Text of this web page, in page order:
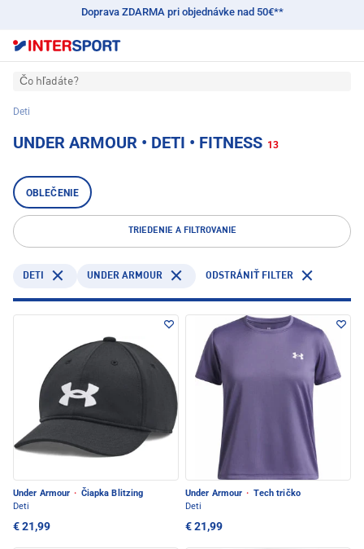
Doprava ZDARMA pri objednávke nad 50€**
Čo hľadáte?
Deti
UNDER ARMOUR • DETI • FITNESS 13
OBLEČENIE
TRIEDENIE A FILTROVANIE
DETI UNDER ARMOUR ODSTRÁNIŤ FILTER
Under Armour · Čiapka Blitzing
Deti
€ 21,99
Under Armour · Tech tričko
Deti
€ 21,99